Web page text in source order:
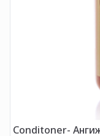
Conditoner-